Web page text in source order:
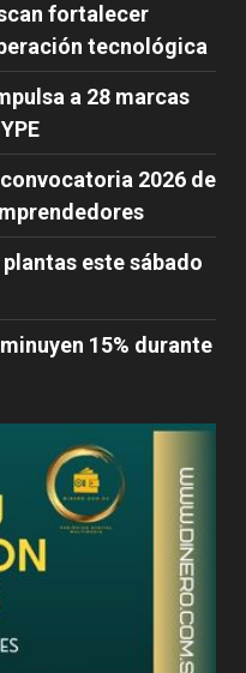
fortalecer
tecnológica
a 28 marcas
2026 de
este sábado
15% durante